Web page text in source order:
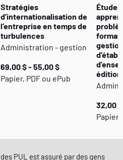
Stratégies
d’internationalisation de
l’entreprise en temps de
turbulences
Administration - gestion
69,00 $ - 55,00 $
Papier, PDF ou ePub
32,00
Papier,
PUL est assuré par des gens